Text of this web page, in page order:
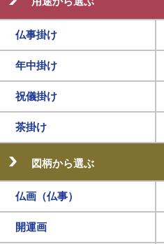
仏事掛け
年中掛け
祝儀掛け
茶掛け
図柄から選ぶ
仏画（仏事）
開運画